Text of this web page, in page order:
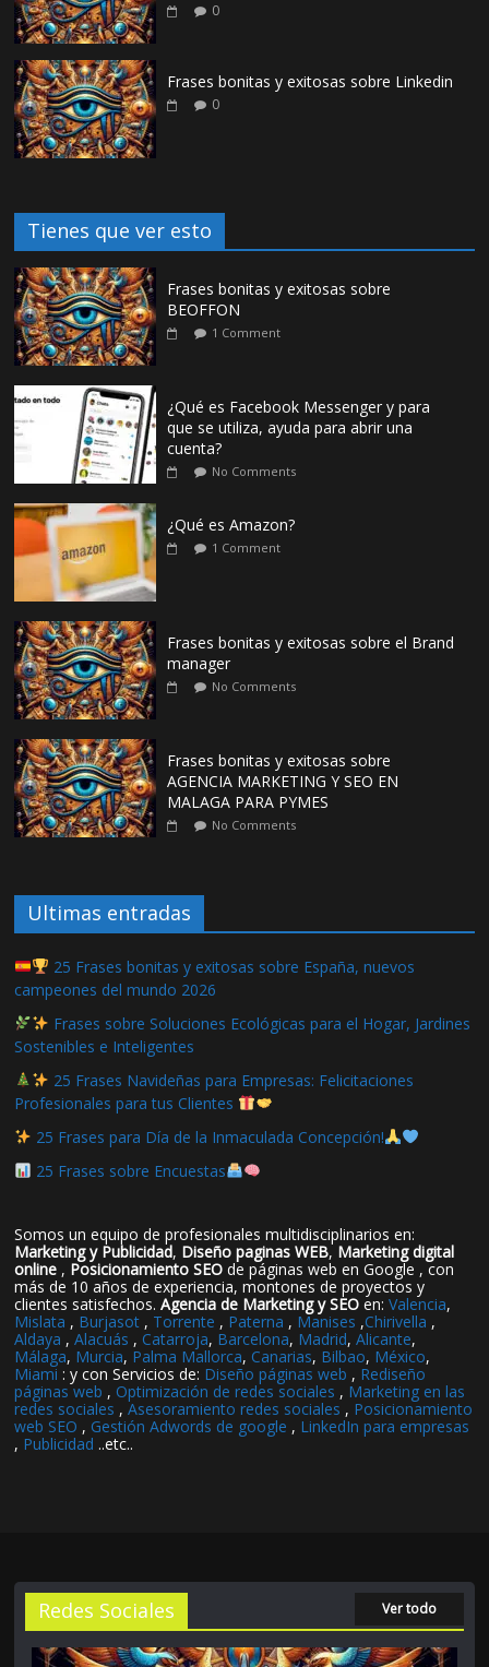
0
Frases bonitas y exitosas sobre Linkedin
0
Tienes que ver esto
Frases bonitas y exitosas sobre
BEOFFON
1 Comment
¿Qué es Facebook Messenger y para
que se utiliza, ayuda para abrir una
cuenta?
No Comments
¿Qué es Amazon?
1 Comment
Frases bonitas y exitosas sobre el Brand
manager
No Comments
Frases bonitas y exitosas sobre
AGENCIA MARKETING Y SEO EN
MALAGA PARA PYMES
No Comments
Ultimas entradas
25 Frases bonitas y exitosas sobre España, nuevos
campeones del mundo 2026
Frases sobre Soluciones Ecológicas para el Hogar, Jardines
Sostenibles e Inteligentes
25 Frases Navideñas para Empresas: Felicitaciones
Profesionales para tus Clientes
25 Frases para Día de la Inmaculada Concepción!
25 Frases sobre Encuestas
Somos un equipo de profesionales multidisciplinarios en:
Marketing y Publicidad, Diseño paginas WEB, Marketing digital
online , Posicionamiento SEO de páginas web en Google , con
más de 10 años de experiencia, montones de proyectos y
clientes satisfechos.Agencia de Marketing y SEO en:Valencia,
Mislata , Burjasot , Torrente , Paterna , Manises ,Chirivella ,
Aldaya ,Alacuás , Catarroja, Barcelona, Madrid,Alicante,
Málaga, Murcia, Palma Mallorca, Canarias, Bilbao, México,
Miami : y con Servicios de: Diseño páginas web , Rediseño
páginas web , Optimización de redes sociales , Marketing en las
redes sociales ,Asesoramiento redes sociales , Posicionamiento
web SEO , Gestión Adwords de google , LinkedIn para empresas
, Publicidad ..etc..
Redes Sociales Ver todo